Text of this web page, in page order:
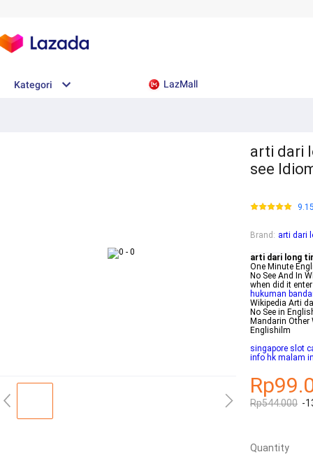
Kategori LazMall
arti dari
see
Brand : arti dari
arti dari long
One Minute
No See And In
when did it
hukuman
Wikipedia Arti
No See in
Mandarin
Englishilm
singapore slot
info hk malam
Rp544.000 -
Quantity